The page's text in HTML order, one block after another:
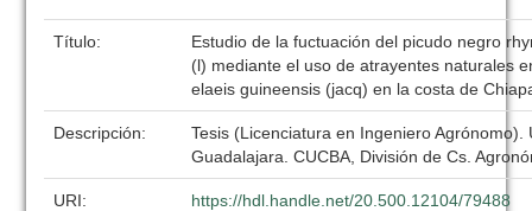
Título:
Estudio de la fuctuación del picudo negro
(l) mediante el uso de atrayentes naturales
elaeis guineensis (jacq) en la costa de
Descripción:
Tesis (Licenciatura en Ingeniero Agrónomo).
Guadalajara. CUCBA, División de Cs.
URI: https://hdl.handle.net/20.500.12104/79488